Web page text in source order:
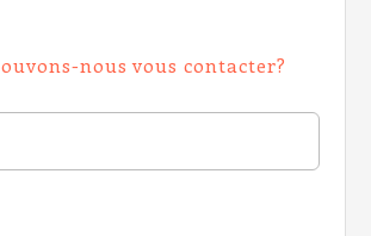
nous vous contacter?